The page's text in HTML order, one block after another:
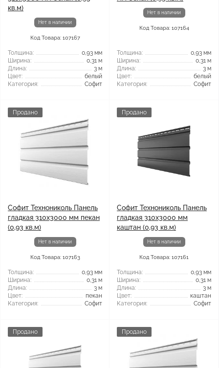
кв.м)
Нет в наличии
Код Товара: 107167
Толщина:
0,93 мм
Ширина:
0,31 м
Длина:
3 м
Цвет:
белый
Категория:
Софит
Нет в наличии
Код Товара: 107164
Толщина:
0,93 мм
Ширина:
0,31 м
Длина:
3 м
Цвет:
белый
Категория:
Софит
Продано
Софит Технониколь Панель
гладкая 310х3000 мм пекан
(0,93 кв.м)
Нет в наличии
Код Товара: 107163
Толщина:
0,93 мм
Ширина:
0,31 м
Длина:
3 м
Цвет:
пекан
Категория:
Софит
Продано
Софит Технониколь Панель
гладкая 310х3000 мм
каштан (0,93 кв.м)
Нет в наличии
Код Товара: 107161
Толщина:
0,93 мм
Ширина:
0,31 м
Длина:
3 м
Цвет:
каштан
Категория:
Софит
Продано Продано